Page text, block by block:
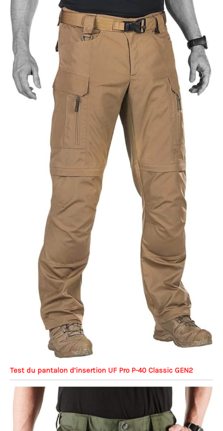
dessus une chemise ou sous un manteau plus
épais. Elle offre une chaleur douillette sans être
contraignante, ce qui en fait un vêtement idéal pour
les voyages, les randonnées ou les moments de
détente. Ce vêtement polyvalent peut se porter en
veste d'extérieur, en pull polaire pour un look
décontracté ou même en veste pour homme
adaptée au bureau les jours plus frais.
Test du pantalon d’insertion UF Pro P-40 Classic GEN2